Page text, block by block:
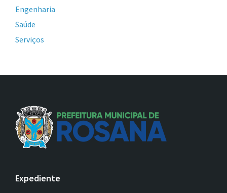
Engenharia
Saúde
Serviços
Expediente